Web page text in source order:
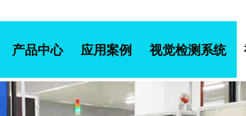
产品中心 应用案例 视觉检测系统